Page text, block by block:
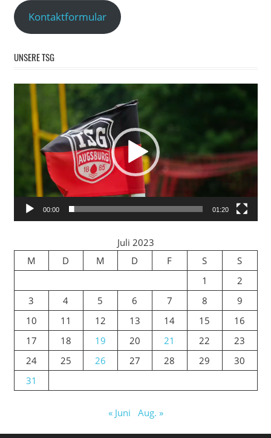
Kontaktformular
UNSERE TSG
Video-
Player
00:00 01:20
Juli 2023
M
D M D F S
S
1
2
3
4 5 6 7 8
9
10
11 12 13 14 15
16
17
18 19 20 21 22
23
24
25 26 27 28 29
30
31
« Juni Aug. »